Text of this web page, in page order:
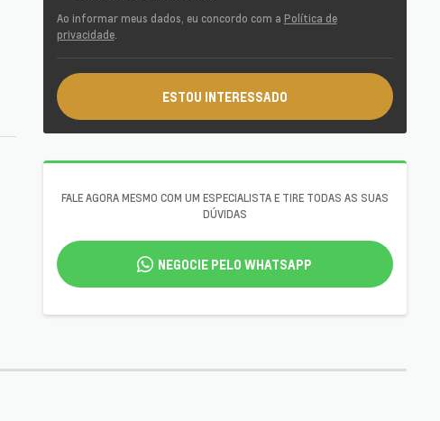
Ao informar meus dados, eu concordo com a Política de
privacidade.
ESTOU INTERESSADO
FALE AGORA MESMO COM UM ESPECIALISTA E TIRE TODAS AS SUAS
DÚVIDAS
NEGOCIE PELO WHATSAPP